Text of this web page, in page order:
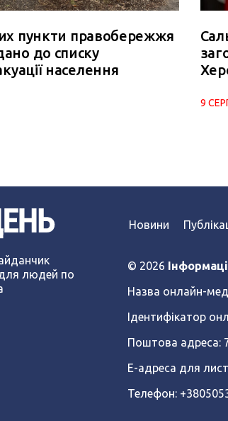
пункти правобережжя
до списку
населення
9
для людей по
Новини
© 2026
Назва онлайн-
Ідентифікатор
Поштова адреса:
Е-адреса для
Телефон: